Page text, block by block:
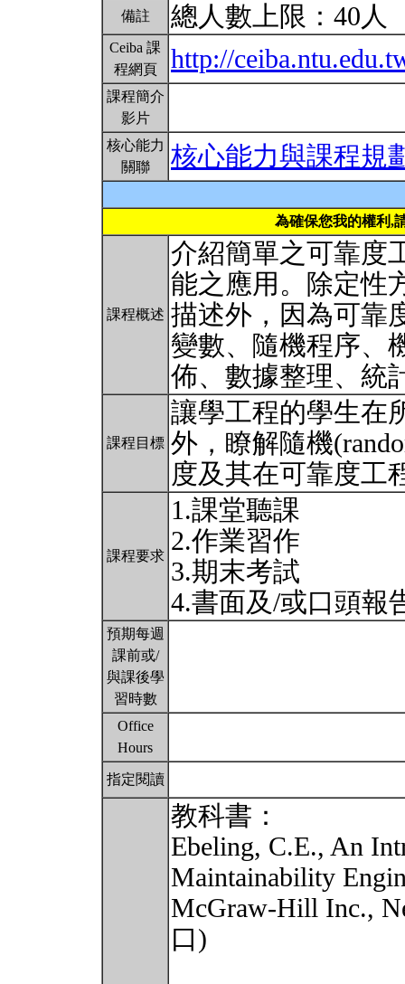
備註 總人數上限：40人
Ceiba 課
程網頁
http://
課程簡介
影片
核心能力
關聯
核心能力與課程規
為確保您我的權利,
課程概述
介紹簡單之可靠度
能之應用。除定性
描述外，因為可靠
變數、隨機程序、
佈、數據整理、統
課程目標
讓學工程的學生在
外，瞭解隨機
度及其在可靠度工
課程要求
1.課堂聽課
2.作業習作
3.期末考試
4.書面及/或口頭報
預期每週
課前或/
與課後學
習時數
Office
Hours
指定閱讀
教科書：
Ebeling, C.E., An
Maintainability
McGraw-Hill Inc.,
口)